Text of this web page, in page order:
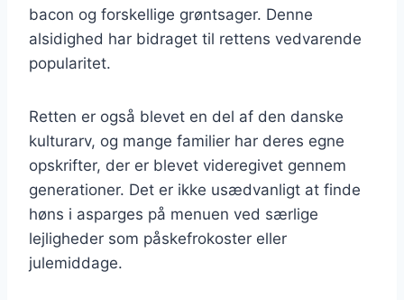
bacon og forskellige grøntsager. Denne
alsidighed har bidraget til rettens vedvarende
popularitet.
Retten er også blevet en del af den danske
kulturarv, og mange familier har deres egne
opskrifter, der er blevet videregivet gennem
generationer. Det er ikke usædvanligt at finde
høns i asparges på menuen ved særlige
lejligheder som påskefrokoster eller
julemiddage.